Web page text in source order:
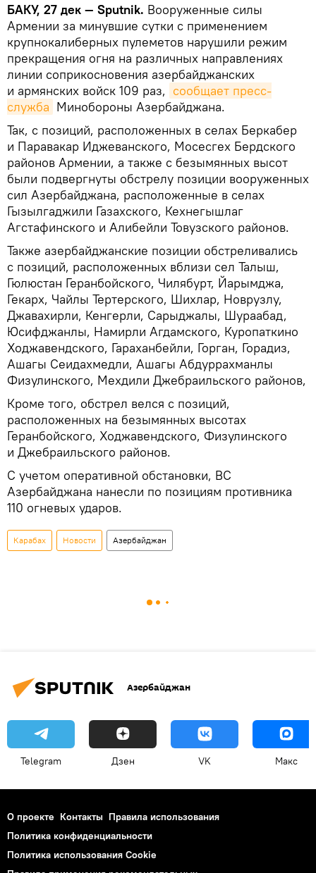
БАКУ, 27 дек — Sputnik. Вооруженные силы
Армении за минувшие сутки с применением
крупнокалиберных пулеметов нарушили режим
прекращения огня на различных направлениях
линии соприкосновения азербайджанских
и армянских войск 109 раз, сообщает пресс-
служба Минобороны Азербайджана.
Так, с позиций, расположенных в селах Беркабер
и Паравакар Иджеванского, Мосесгех Бердского
районов Армении, а также с безымянных высот
были подвергнуты обстрелу позиции вооруженных
сил Азербайджана, расположенные в селах
Гызылгаджили Газахского, Кехнегышлаг
Агстафинского и Алибейли Товузского районов.
Также азербайджанские позиции обстреливались
с позиций, расположенных вблизи сел Талыш,
Гюлюстан Геранбойского, Чилябурт, Йарымджа,
Гекарх, Чайлы Тертерского, Шихлар, Новрузлу,
Джавахирли, Кенгерли, Сарыджалы, Шураабад,
Юсифджанлы, Намирли Агдамского, Куропаткино
Ходжавендского, Гараханбейли, Горган, Горадиз,
Ашагы Сеидахмедли, Ашагы Абдуррахманлы
Физулинского, Мехдили Джебраильского районов,
Кроме того, обстрел велся с позиций,
расположенных на безымянных высотах
Геранбойского, Ходжавендского, Физулинского
и Джебраильского районов.
С учетом оперативной обстановки, ВС
Азербайджана нанесли по позициям противника
110 огневых ударов.
Карабах Новости Азербайджан
Азербайджан
Telegram Дзен VK Макс
О проекте Контакты Правила использования
Политика конфиденциальности
Политика использования Cookie